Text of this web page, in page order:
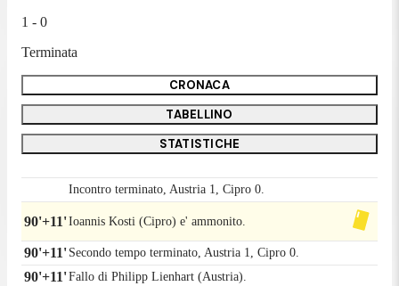
1 - 0
Terminata
CRONACA
TABELLINO
STATISTICHE
Incontro terminato, Austria 1, Cipro 0.
90'+11'Ioannis Kosti (Cipro) e' ammonito.
90'+11' Secondo tempo terminato, Austria 1, Cipro 0.
90'+11'Fallo di Philipp Lienhart (Austria).